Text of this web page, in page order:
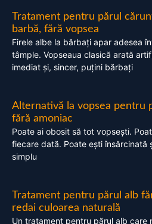
Tratament pentru părul
barbă, fără vopsea
Firele albe la bărbați apar adesea
tâmple. Vopseaua clasică arată
imediat și, sincer, puțini bărbați
Alternativă la vopsea pentru
fără amoniac
Poate ai obosit să tot vopsești.
fiecare dată. Poate ești însărcinată
simplu
Tratament pentru părul alb
redai culoarea naturală
Un tratament pentru părul alb care